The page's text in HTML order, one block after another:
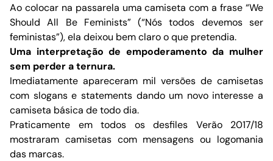
Ao colocar na passarela uma camiseta com a frase “We
Should All Be Feminists” (“Nós todos devemos ser
feministas”), ela deixou bem claro o que pretendia.
Uma interpretação de empoderamento da mulher
sem perder a ternura.
Imediatamente apareceram mil versões de camisetas
com slogans e statements dando um novo interesse a
camiseta básica de todo dia.
Praticamente em todos os desfiles Verão 2017/18
mostraram camisetas com mensagens ou logomania
das marcas.